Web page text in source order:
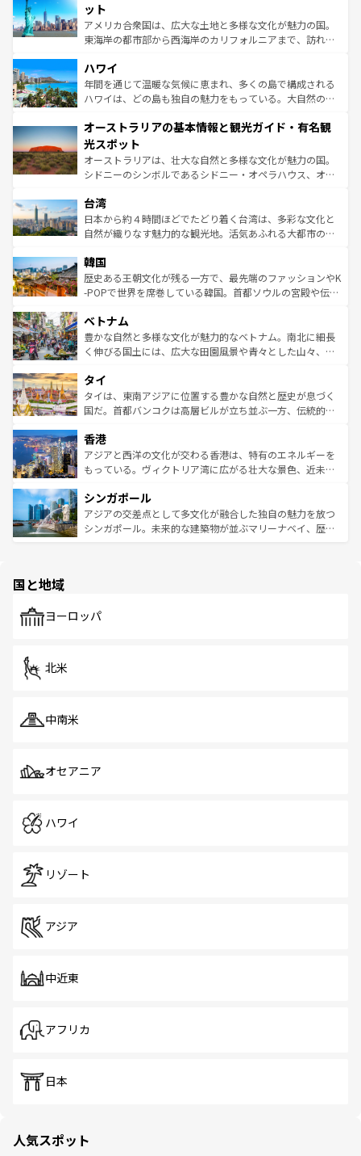
博物館もあり、アルプス観光だけでなく町歩きも満喫する
ことができる。国民の所得が高いため物価も高いが、旅行
者向けの交通パス提供のサービスもあり、うまく活用すれ
着のスイス情報は
ット
アメリカ合衆国は、広大な土地と多様な文化が魅力の国。
東海岸の都市部から西海岸のカリフォルニアまで、訪れる
のような巨大都市は、観光、ショッピング、エンターテイ
ンメントが詰まった刺激的なスポットだ。一方、アメリカ
西部には大自然が広がり、グランドキャニオンやイエロー
部のニューオーリンズでは、音楽と美食が融合した独特の
文化が魅力。旅行者はアメリカの各地域で異なる魅力を楽
しみながら、その多様性と豊かな歴史を感じることができ
るだろう。車でのロードトリップや列車の旅も、アメリカ
情報は
ハワイ
年間を通じて温暖な気候に恵まれ、多くの島で構成される
ハワイは、どの島も独自の魅力をもっている。大自然の神
ワイ島は見逃せない。また、定番の観光地といえばオアフ
島だが、静かな自然を求めるならマウイ島やカウアイ島が
おすすめ。エメラルドグリーンに輝く海をはじめ、豊かな
文化や歴史が息づいている。「アロハスピリット」と呼ば
人々、おいしいローカルフードやハワイアンミュージッ
ク、伝統的なフラダンスなど、すべてがハワイの魅力を彩
っている。訪れるたびに新しい発見と感動が待っているハ
はコンテンツ一覧
オーストラリアの基本情報と観光ガイド・有名観
光スポット
オーストラリアは、壮大な自然と多様な文化が魅力の国。
シドニーのシンボルであるシドニー・オペラハウス、オー
リアリーフや大陸中央部にそびえるウルル（エアーズロッ
ク）、タスマニアの美しい原生林やケアンズの熱帯雨林な
ど、見どころがたくさん。また、カフェやワイン、オージ
いる。アクティビティも充実しており、サーフィンやダイ
ビング、ハイキングなど、アウトドア好きにはたまらな
い。オーストラリアの多彩な魅力を存分に味わいつくそ
参照してほしい。
台湾
日本から約４時間ほどでたどり着く台湾は、多彩な文化と
自然が織りなす魅力的な観光地。活気あふれる大都市の台
ン）、静ひつな山岳地帯である台湾東部など、都市の喧騒
と山間の静けさが共存しており、訪れる人に新しい発見と
驚きをもたらしてくれる。また、奥深い台湾の食文化も魅
容にもいいと評判のスイーツなど、バラエティ豊かな料理
が味わえる。 なお、新着の台湾情報は コンテンツ一覧を参
照してほしい。
韓国
歴史ある王朝文化が残る一方で、最先端のファッションやK
-POPで世界を席巻している韓国。首都ソウルの宮殿や伝統
き、地方に足を延ばせば四季折々の自然美を楽しむことが
できる。そして、キムチや焼肉、絶品のストリートフード
まで、さまざまな韓国料理が待っている。夜には、韓国な
リティに包まれながら、韓国の多彩な魅力を心ゆくまで味
わってみてほしい。 なお、新着の韓国情報はコンテンツ一
覧を参照してほしい。
ベトナム
豊かな自然と多様な文化が魅力的なベトナム。南北に細長
く伸びる国土には、広大な田園風景や青々とした山々、世
急速な発展と共に伝統が息づく。ハノイの古い町並みやホ
ーチミン市のフランス統治時代の建物も、独特の雰囲気を
醸し出している。また、バラエティの豊かさとおいしさで
とつ。フォーやバインミー、ベトナムコーヒーなどは、ぜ
ひ現地で味わいたい。どの地域を訪れてもあたたかい人々
が旅行者を迎えてくれるので、きっと忘れられない旅にな
参照してほしい。
タイ
タイは、東南アジアに位置する豊かな自然と歴史が息づく
国だ。首都バンコクは高層ビルが立ち並ぶ一方、伝統的な
の活気が交差している。北部ではチェンマイなどの山岳地
帯で自然と触れ合い、南部ではプーケットやクラビの美し
いビーチでリゾート気分を楽しむことができる。タイ料理
激する。気候は一年中温暖で、どの季節にも異なる楽しみ
が待っている。親しみやすいタイの人々、仏教を中心とし
た文化、そして多様な観光資源が、訪れる旅人を魅了し続
香港
アジアと西洋の文化が交わる香港は、特有のエネルギーを
もっている。ヴィクトリア湾に広がる壮大な景色、近未来
み、どこを訪れても感動するはず。観光スポットが密集し
ており、効率よく見どころを回れるのも魅力。息をのむよ
うな絶景から文化的な体験まで、香港を存分に楽しみ尽く
シンガポール
アジアの交差点として多文化が融合した独自の魅力を放つ
シンガポール。未来的な建築物が並ぶマリーナベイ、歴史
で、ホーカーズは地元の風情を楽しめる外せないスポット
国と地域
ヨーロッパ
北米
中南米
オセアニア
ハワイ
リゾート
アジア
中近東
アフリカ
日本
人気スポット